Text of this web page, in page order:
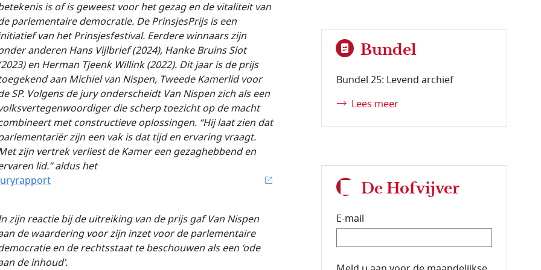
is of is geweest voor het gezag en de vitaliteit van
parlementaire democratie. De PrinsjesPrijs is een
van het Prinsjesfestival. Eerdere winnaars zijn
anderen Hans Vijlbrief (2024), Hanke Bruins Slot
en Herman Tjeenk Willink (2022). Dit jaar is de prijs
gekend aan Michiel van Nispen, Tweede Kamerlid voor
SP. Volgens de jury onderscheidt Van Nispen zich als een
die scherp toezicht op de macht
met constructieve oplossingen. “Hij laat zien dat
zijn een vak is dat tijd en ervaring vraagt.
zijn vertrek verliest de Kamer een gezaghebbend en
lid.” aldus het
zijn reactie bij de uitreiking van de prijs gaf Van Nispen
de waardering voor zijn inzet voor de parlementaire
en de rechtsstaat te beschouwen als een ‘ode
de inhoud’.
Bundel
Bundel 25: Levend archief
Lees meer
De Hofvijver
E-mail